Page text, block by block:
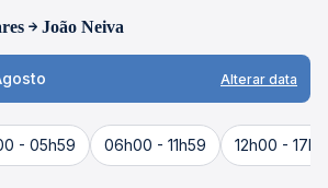
João Neiva
Alterar data
- 05h59 06h00 - 11h59 12h00 -